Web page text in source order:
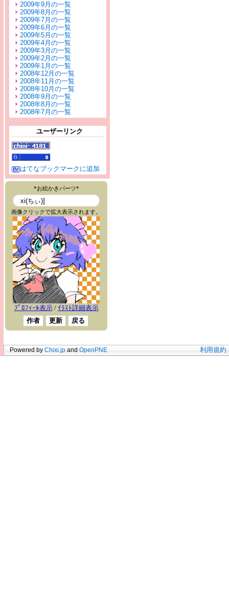
2009年9月の一覧
2009年8月の一覧
2009年7月の一覧
2009年6月の一覧
2009年5月の一覧
2009年4月の一覧
2009年3月の一覧
2009年2月の一覧
2009年1月の一覧
2008年12月の一覧
2008年11月の一覧
2008年10月の一覧
2008年9月の一覧
2008年8月の一覧
2008年7月の一覧
ユーザーリンク
はてなブックマークに追加
Powered by Chixi.jp and OpenPNE 利用規約